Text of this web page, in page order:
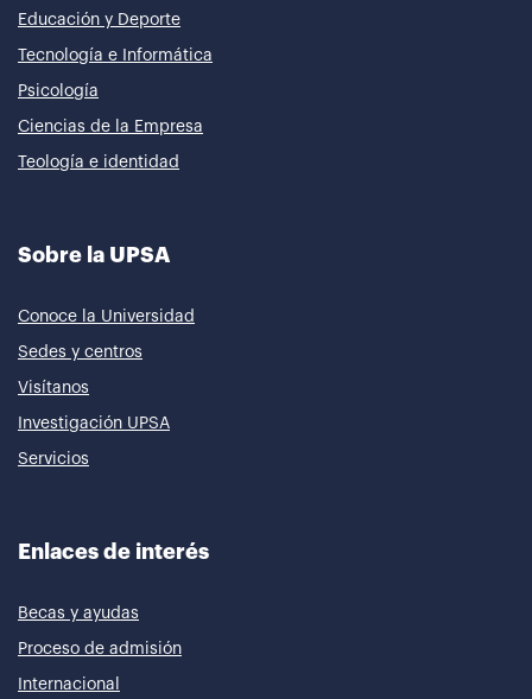
Educación y Deporte
Tecnología e Informática
Psicología
Ciencias de la Empresa
Teología e identidad
Sobre la UPSA
Conoce la Universidad
Sedes y centros
Visítanos
Investigación UPSA
Servicios
Enlaces de interés
Becas y ayudas
Proceso de admisión
Internacional